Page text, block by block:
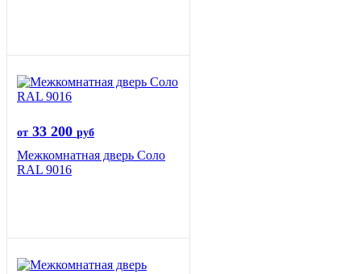
от 33 200 руб
Межкомнатная дверь Соло
RAL 9016